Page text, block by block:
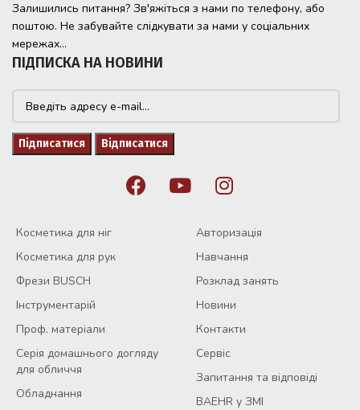
Залишились питання? Зв'яжіться з нами по телефону, або
поштою. Не забувайте слідкувати за нами у соціальних
мережах...
ПІДПИСКА НА НОВИНИ
Косметика для ніг
Косметика для рук
Фрези BUSCH
Інструментарій
Проф. матеріали
Серія домашнього догляду
для обличчя
Обладнання
Авторизація
Навчання
Розклад занять
Новини
Контакти
Сервіс
Запитання та відповіді
BAEHR у ЗМІ